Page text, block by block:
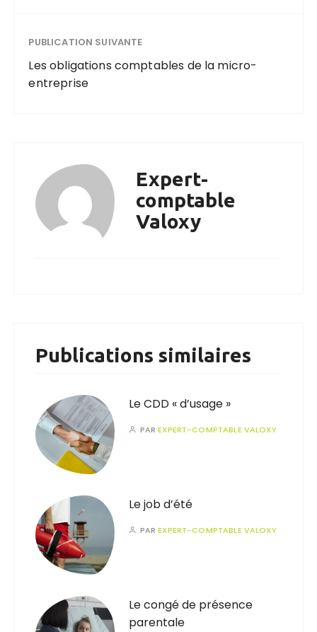
PUBLICATION SUIVANTE
Les obligations comptables de la micro-
entreprise
Expert-
comptable
Valoxy
Publications similaires
Le CDD « d’usage »
PAREXPERT-COMPTABLE VALOXY
Le job d’été
PAREXPERT-COMPTABLE VALOXY
Le congé de présence
parentale